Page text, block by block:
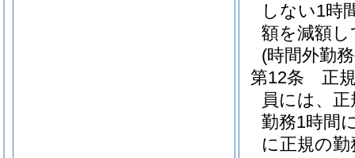
しない1時
額を減額
(時間外勤
第12条
正
員には、
勤務1時間
に正規の